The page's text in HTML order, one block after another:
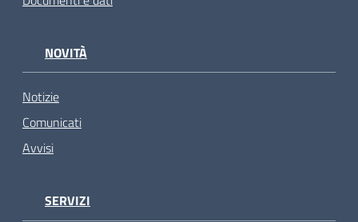
NOVITÀ
Notizie
Comunicati
Avvisi
SERVIZI